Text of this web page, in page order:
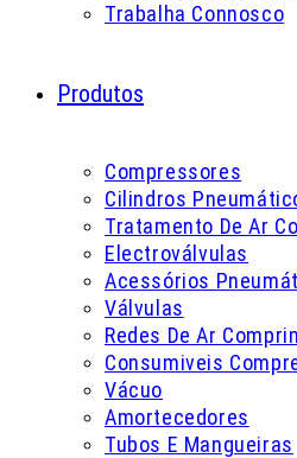
Trabalha Connosco
Produtos
Compressores
Cilindros
Tratamento De Ar
Electroválvulas
Acessórios
Válvulas
Redes De Ar
Consumiveis
Vácuo
Amortecedores
Tubos E Mangueiras